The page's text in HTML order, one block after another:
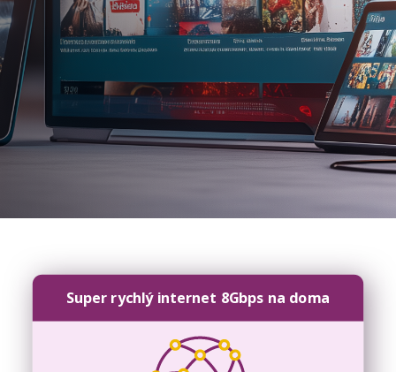
Super rychlý internet 8Gbps na doma